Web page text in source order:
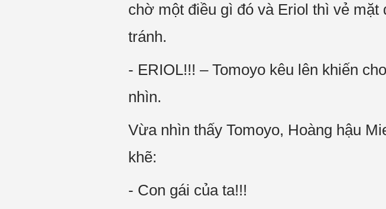
chờ một điều gì đó và Eriol thì vẻ
tránh.
- ERIOL!!! – Tomoyo kêu lên khiến
nhìn.
Vừa nhìn thấy Tomoyo, Hoàng hậu
khẽ:
- Con gái của ta!!!